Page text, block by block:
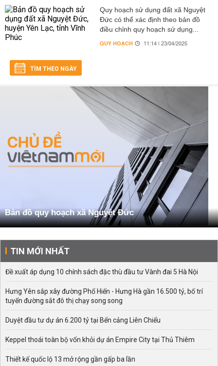
Quy hoạch sử dụng đất xã Nguyệt
Đức có thể xác định theo bản đồ
điều chỉnh quy hoạch sử dụng...
QUY HOẠCH 11:14 | 23/04/2025
TÌM THEO NGÀY
Bản đồ quy hoạch xã Nguyệt Đức
TIN MỚI NHẤT
Đề xuất áp dụng 10 chính sách đặc thù đầu tư Vành đai 5 Hà Nội
Hưng Yên sắp xây đường Phố Hiến - Hưng Hà gần 16.500 tỷ, bố trí
tuyến đường sắt đô thị chạy song song
Duyệt đầu tư dự án 6.200 tỷ tại Bến cảng Liên Chiểu
Keppel thoái toàn bộ vốn khỏi dự án Empire City tại Thủ Thiêm
Thiết kế quốc lộ 13 mở rộng gần gấp ba lần